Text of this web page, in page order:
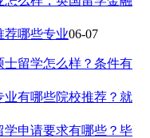
荐哪些专业06-07
士留学怎么样？条件有
业有哪些院校推荐？就
学申请要求有哪些？毕